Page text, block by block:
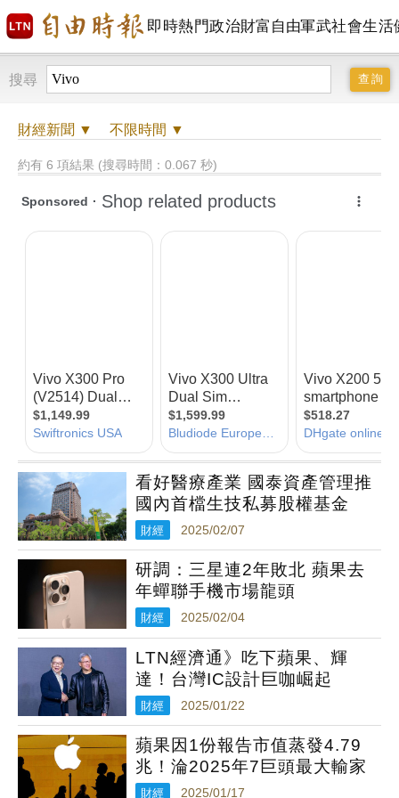
即時熱門政治財富自由軍武社會生活
搜尋
財經新聞 ▼ 不限時間 ▼
約有 6 項結果 (搜尋時間：0.067 秒)
看好醫療產業 國泰資產管理推
國內首檔生技私募股權基金
財經 2025/02/07
研調：三星連2年敗北 蘋果去
年蟬聯手機市場龍頭
財經 2025/02/04
LTN經濟通》吃下蘋果、輝
達！台灣IC設計巨咖崛起
財經 2025/01/22
蘋果因1份報告市值蒸發4.79
兆！淪2025年7巨頭最大輸家
財經 2025/01/17